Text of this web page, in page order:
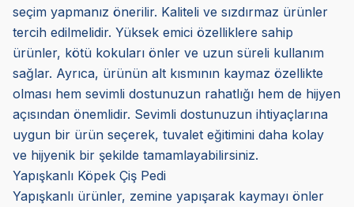
seçim yapmanız önerilir. Kaliteli ve sızdırmaz ürünler
tercih edilmelidir. Yüksek emici özelliklere sahip
ürünler, kötü kokuları önler ve uzun süreli kullanım
sağlar. Ayrıca, ürünün alt kısmının kaymaz özellikte
olması hem sevimli dostunuzun rahatlığı hem de hijyen
açısından önemlidir. Sevimli dostunuzun ihtiyaçlarına
uygun bir ürün seçerek, tuvalet eğitimini daha kolay
ve hijyenik bir şekilde tamamlayabilirsiniz.
Yapışkanlı Köpek Çiş Pedi
Yapışkanlı ürünler, zemine yapışarak kaymayı önler